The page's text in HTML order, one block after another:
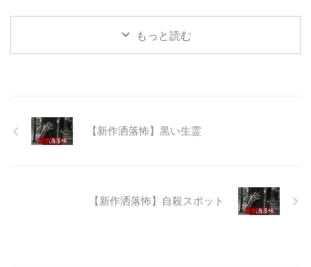
る。陸の孤島と呼ばれたその地区
と隣の市を繋ぐ林道として計画さ
継続が不可能となってしまったら
しい。 そこに残ったのは無責任
もっと読む
【新作洒落怖】黒い生霊
【新作洒落怖】自殺スポット